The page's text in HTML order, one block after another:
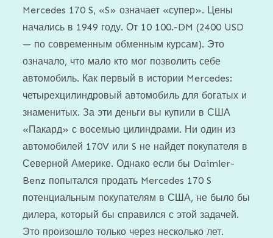
Mercedes 170 S, «S» означает «супер». Цены
начались в 1949 году. От 10 100.-DM (2400 USD
— по современным обменным курсам). Это
означало, что мало кто мог позволить себе
автомобиль. Как первый в истории Mercedes:
четырехцилиндровый автомобиль для богатых и
знаменитых. За эти деньги вы купили в США
«Пакард» с восемью цилиндрами. Ни один из
автомобилей 170V или S не найдет покупателя в
Северной Америке. Однако если бы Daimler-
Benz попытался продать Mercedes 170 S
потенциальным покупателям в США, не было бы
дилера, который бы справился с этой задачей.
Это произошло только через несколько лет.